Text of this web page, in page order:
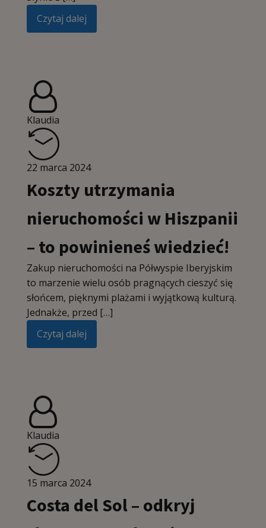
Czytaj dalej
Klaudia
22 marca 2024
Koszty utrzymania
nieruchomości w Hiszpanii
– to powinieneś wiedzieć!
Zakup nieruchomości na Półwyspie Iberyjskim
to marzenie wielu osób pragnących cieszyć się
słońcem, pięknymi plażami i wyjątkową kulturą.
Jednakże, przed […]
Czytaj dalej
Klaudia
15 marca 2024
Costa del Sol – odkryj